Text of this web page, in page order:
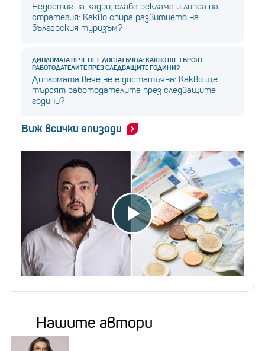
Недостиг на кадри, слаба реклама и липса на
стратегия: Какво спира развитието на
българския туризъм?
ДИПЛОМАТА ВЕЧЕ НЕ Е ДОСТАТЪЧНА: КАКВО ЩЕ ТЪРСЯТ
РАБОТОДАТЕЛИТЕ ПРЕЗ СЛЕДВАЩИТЕ ГОДИНИ?
Дипломата вече не е достатъчна: Какво ще
търсят работодателите през следващите
години?
Виж всички епизоди
Нашите автори